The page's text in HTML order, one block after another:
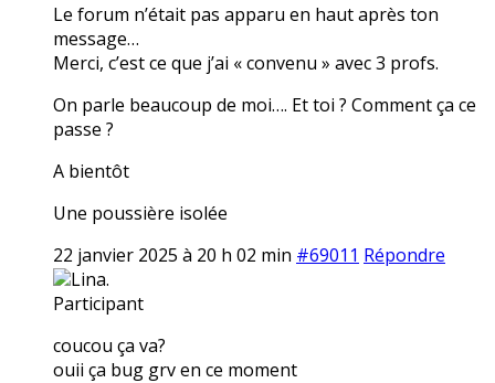
Le forum n’était pas apparu en haut après ton
message…
Merci, c’est ce que j’ai « convenu » avec 3 profs.
On parle beaucoup de moi…. Et toi ? Comment ça ce
passe ?
A bientôt
Une poussière isolée
22 janvier 2025 à 20 h 02 min #69011 Répondre
Lina.
Participant
coucou ça va?
ouii ça bug grv en ce moment